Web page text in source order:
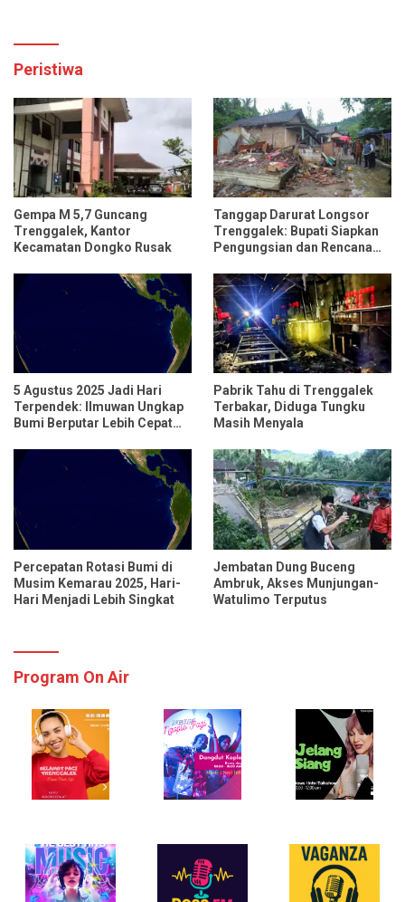
Peristiwa
Gempa M 5,7 Guncang
Trenggalek, Kantor
Kecamatan Dongko Rusak
Tanggap Darurat Longsor
Trenggalek: Bupati Siapkan
Pengungsian dan Rencana
5 Agustus 2025 Jadi Hari
Terpendek: Ilmuwan Ungkap
Bumi Berputar Lebih Cepat
Pabrik Tahu di Trenggalek
Terbakar, Diduga Tungku
Masih Menyala
Percepatan Rotasi Bumi di
Musim Kemarau 2025, Hari-
Hari Menjadi Lebih Singkat
Jembatan Dung Buceng
Ambruk, Akses Munjungan-
Watulimo Terputus
Program On Air